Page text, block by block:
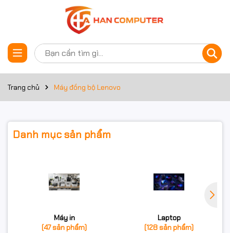
Trang chủ Máy đồng bộ Lenovo
Danh mục sản phẩm
Máy in
(47 sản phẩm)
Laptop
(128 sản phẩm)